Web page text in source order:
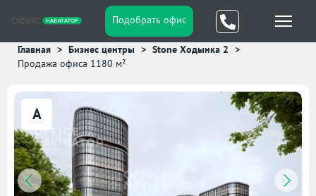
Подобрать офис
Главная Бизнес центры
Stone Ходынка 2
Продажа офиса 1180 м²
A